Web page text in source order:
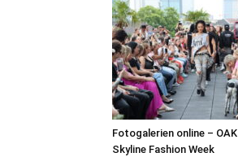
Fotogalerien online –
Skyline Fashion Week